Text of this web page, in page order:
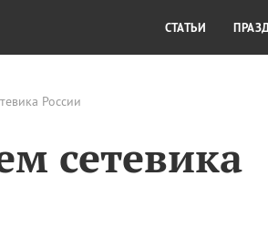
России
сетевика
СТАТЬИ